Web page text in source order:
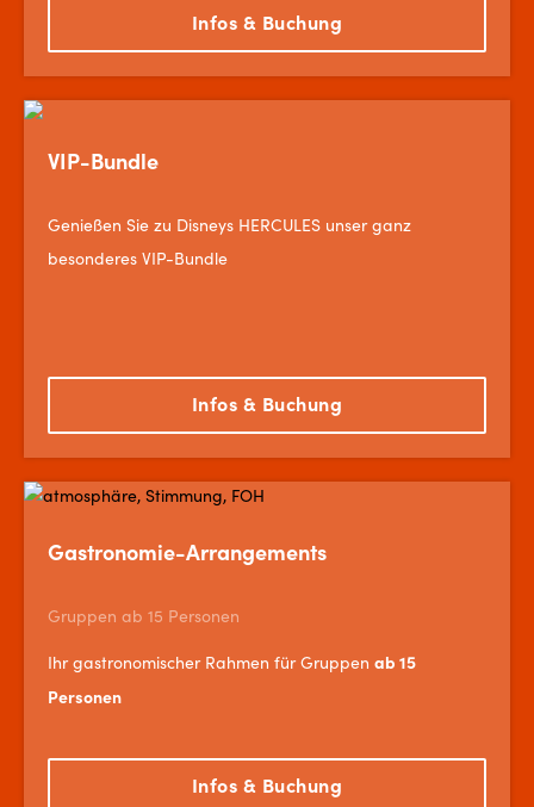
Infos & Buchung
VIP-Bundle
Genießen Sie zu Disneys HERCULES unser ganz
besonderes VIP-Bundle
Infos & Buchung
Gastronomie-Arrangements
Gruppen ab 15 Personen
Ihr gastronomischer Rahmen für Gruppen ab 15
Personen
Infos & Buchung